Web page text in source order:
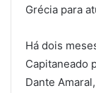
Grécia para
Há dois
Capitaneado
Dante